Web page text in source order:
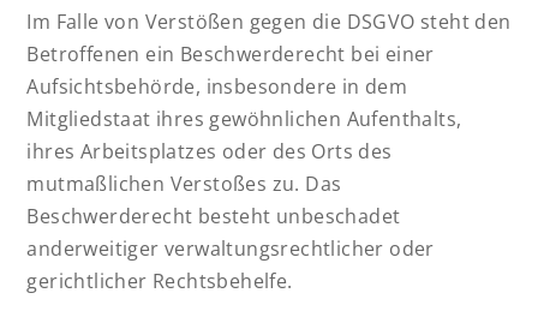
Im Falle von Verstößen gegen die DSGVO steht den
Betroffenen ein Beschwerderecht bei einer
Aufsichtsbehörde, insbesondere in dem
Mitgliedstaat ihres gewöhnlichen Aufenthalts,
ihres Arbeitsplatzes oder des Orts des
mutmaßlichen Verstoßes zu. Das
Beschwerderecht besteht unbeschadet
anderweitiger verwaltungsrechtlicher oder
gerichtlicher Rechtsbehelfe.